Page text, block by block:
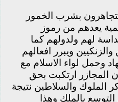
بشرب الخمور
يعدهم من رموز
لهم ولدولهم كما
ويبرر افعالهم
وحمل لواء الاسلام مع
ان المجازر ارتكبت بحق
الملوك والسلاطين نتيجة
بالملك وهذا